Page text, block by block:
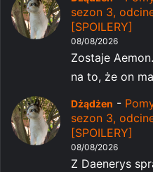
sezon 3,
[SPOILERY]
08/08/2026
Zostaje
na to, że on
Dżądżen -
sezon 3,
[SPOILERY]
08/08/2026
Z Daenerys